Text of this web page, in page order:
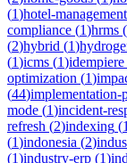
(1)hotel-management
compliance (1)hrms (
(2)hybrid (1)
(1)icms (1)idempiere
optimization (1)
(44)implementation-
mode (1)incident-
refresh (2)indexing (1
(1)indonesia (2)
(1)industry-erp (1)